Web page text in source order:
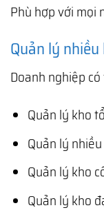
Phù hợp với mọi
Quản lý
Doanh nghiệp
Quản lý kho
Quản lý
Quản lý kho
Quản lý kho